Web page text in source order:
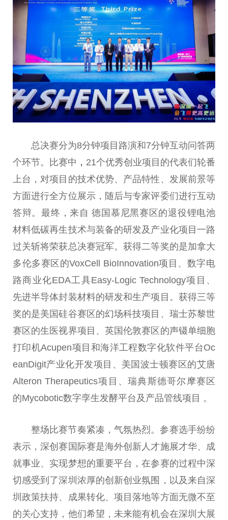
总决赛分为8分钟项目路演和7分钟互动问答两
个环节。比赛中 ， 21个优秀创业项目的代表们轮番
上台，对项目的技术优势、产品特性、发展前景等
方面进行全方位展示，随后与专家评委们进行互动
答辩。最终，来自 德国慕尼黑赛区的退役锂电池
材料低碳再生技术与装备的研发及产业化项目一路
过关斩将荣获总决赛冠军。获得二等奖的是加拿大
多伦多赛区的VoxCell BioInnovation项目、数字电
路商业化EDA工具Easy-Logic Technology项目、
先进半导体封装材料的研发和生产项目。获得三等
奖的是美国硅谷赛区的幻场科技项目、瑞士苏黎世
赛区的生医视界项目、英国伦敦赛区的声镊单细胞
打印机Acupen项目和海洋工程数字化软件平台Oc
eanDigit产业化开发项目、美国波士顿赛区的艾唐
Alteron Therapeutics项目、瑞典斯德哥尔摩赛区
的Mycobotic数字孪生发酵平台及产品管线项目 。
整场比赛节奏紧凑，气氛热烈。参赛选手纷纷
表示，深创赛国际赛是海外创新人才施展才华、成
就事业、实现梦想的重要平台，在参赛的过程中深
切感受到了深圳浓厚的创新创业氛围，以及来自深
圳政策扶持、成果转化、项目落地等方面无微不至
的关心支持，他们希望，未来能有机会在深圳大展